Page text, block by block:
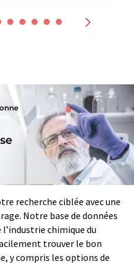
recherche ciblée avec une
Notre base de données
chimique du
trouver le bon
y compris les options de